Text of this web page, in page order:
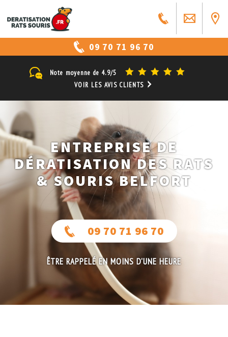
09 70 71 96 70
Note moyenne de 4.9/5
VOIR LES AVIS CLIENTS
ENTREPRISE DE
DÉRATISATION DES RATS
& SOURIS BELFORT
09 70 71 96 70
ÊTRE RAPPELÉ EN MOINS D'UNE HEURE